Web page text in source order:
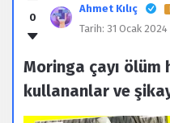
0
Ahmet Kılıç
Tarih: 31 Ocak 2024
Moringa çayı ölüm
kullananlar ve